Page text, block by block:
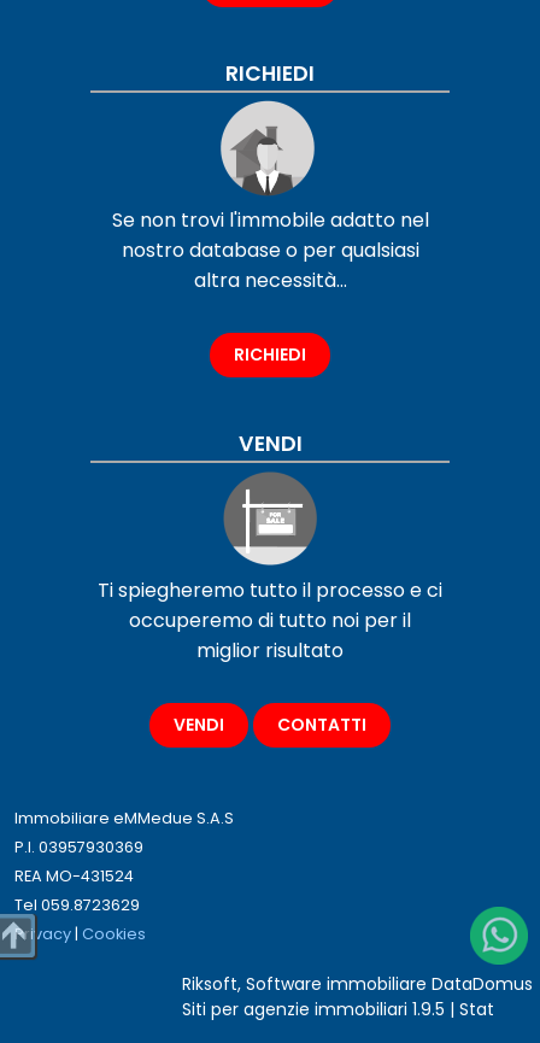
RICHIEDI
Se non trovi l'immobile adatto nel
nostro database o per qualsiasi
altra necessità...
RICHIEDI
VENDI
Ti spiegheremo tutto il processo e ci
occuperemo di tutto noi per il
miglior risultato
VENDI CONTATTI
Immobiliare eMMedue S.A.S
P.I. 03957930369
REA MO-431524
Tel 059.8723629
Privacy| Cookies
Riksoft, Software immobiliare DataDomus
Siti per agenzie immobiliari 1.9.5 | Stat